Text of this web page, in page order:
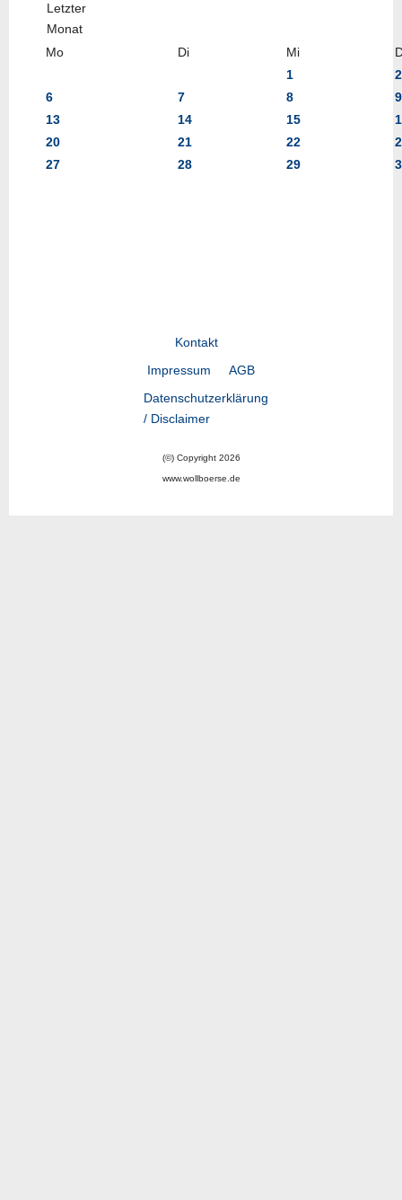
Mo Di Mi
1
2
6
7 8
9
13
14 15
20
21 22
27
28 29
Kontakt
Impressum
AGB
Datenschutzerklärung
/ Disclaimer
(©) Copyright 2026
www.wollboerse.de